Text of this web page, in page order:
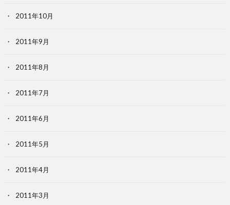
2011年10月
2011年9月
2011年8月
2011年7月
2011年6月
2011年5月
2011年4月
2011年3月